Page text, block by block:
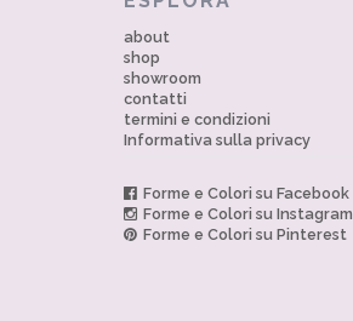
about
shop
showroom
contatti
termini e condizioni
Informativa sulla privacy
Forme e Colori su Facebook
Forme e Colori su Instagram
Forme e Colori su Pinterest